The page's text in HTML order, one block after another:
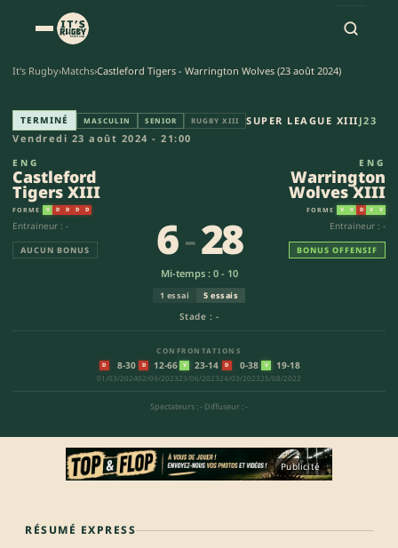
It's Rugby›Matchs›Castleford Tigers - Warrington Wolves (23 août 2024)
Castleford Tigers XIII -
TERMINÉ MASCULIN SENIOR RUGBY XIII SUPER LEAGUE XIII J23
Vendredi 23 août 2024 - 21:00
ENG
Castleford
Tigers XIII
FORME V D D D D
Entraineur : -
AUCUN BONUS
Stade : -
6-28
Mi-temps : 0 - 10
1 essai 5 essais
CONFRONTATIONS
D 8-30
01/03/2024
D 12-66
02/09/2023
V 23-14
23/06/2023
D 0-38
24/03/2023
V 19-18
25/08/2022
Spectateurs : - Diffuseur : -
ENG
Warrington
Wolves XIII
FORME V V D V V
Entraineur : -
BONUS OFFENSIF
Publicité
RÉSUMÉ EXPRESS